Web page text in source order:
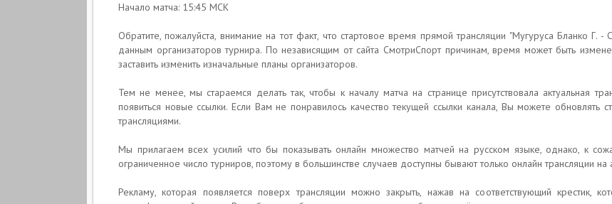
Начало матча: 15:45 МСК
Обратите, пожалуйста, внимание на тот факт, что стартовое время прямой трансляции "Мугуруса Бланко Г.
данным организаторов турнира. По независящим от сайта СмотриСпорт причинам, время может быть
заставить изменить изначальные планы организаторов.
Тем не менее, мы стараемся делать так, чтобы к началу матча на странице присутствовала актуальная
появиться новые ссылки. Если Вам не понравилось качество текущей ссылки канала, Вы можете обновлять
трансляциями.
Мы прилагаем всех усилий что бы показывать онлайн множество матчей на русском языке, однако, к
ограниченное число турниров, поэтому в большинстве случаев доступны бывают только онлайн трансляции на
Рекламу, которая появляется поверх трансляции можно закрыть, нажав на соответствующий крестик,